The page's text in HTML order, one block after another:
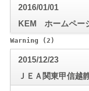
2016/01/01
KEM ホームペー
Warning (2)
2015/12/23
ＪＥＡ関東甲信越